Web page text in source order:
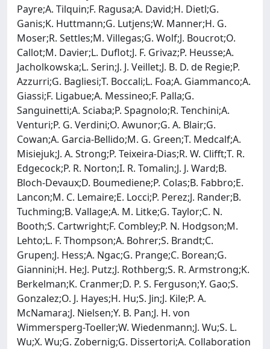
Payre;A. Tilquin;F. Ragusa;A. David;H. Dietl;G.
Ganis;K. Huttmann;G. Lutjens;W. Manner;H. G.
Moser;R. Settles;M. Villegas;G. Wolf;J. Boucrot;O.
Callot;M. Davier;L. Duflot;J. F. Grivaz;P. Heusse;A.
Jacholkowska;L. Serin;J. J. Veillet;J. B. D. de Regie;P.
Azzurri;G. Bagliesi;T. Boccali;L. Foa;A. Giammanco;A.
Giassi;F. Ligabue;A. Messineo;F. Palla;G.
Sanguinetti;A. Sciaba;P. Spagnolo;R. Tenchini;A.
Venturi;P. G. Verdini;O. Awunor;G. A. Blair;G.
Cowan;A. Garcia-Bellido;M. G. Green;T. Medcalf;A.
Misiejuk;J. A. Strong;P. Teixeira-Dias;R. W. Clifft;T. R.
Edgecock;P. R. Norton;I. R. Tomalin;J. J. Ward;B.
Bloch-Devaux;D. Boumediene;P. Colas;B. Fabbro;E.
Lancon;M. C. Lemaire;E. Locci;P. Perez;J. Rander;B.
Tuchming;B. Vallage;A. M. Litke;G. Taylor;C. N.
Booth;S. Cartwright;F. Combley;P. N. Hodgson;M.
Lehto;L. F. Thompson;A. Bohrer;S. Brandt;C.
Grupen;J. Hess;A. Ngac;G. Prange;C. Borean;G.
Giannini;H. He;J. Putz;J. Rothberg;S. R. Armstrong;K.
Berkelman;K. Cranmer;D. P. S. Ferguson;Y. Gao;S.
Gonzalez;O. J. Hayes;H. Hu;S. Jin;J. Kile;P. A.
McNamara;J. Nielsen;Y. B. Pan;J. H. von
Wimmersperg-Toeller;W. Wiedenmann;J. Wu;S. L.
Wu;X. Wu;G. Zobernig;G. Dissertori;A. Collaboration